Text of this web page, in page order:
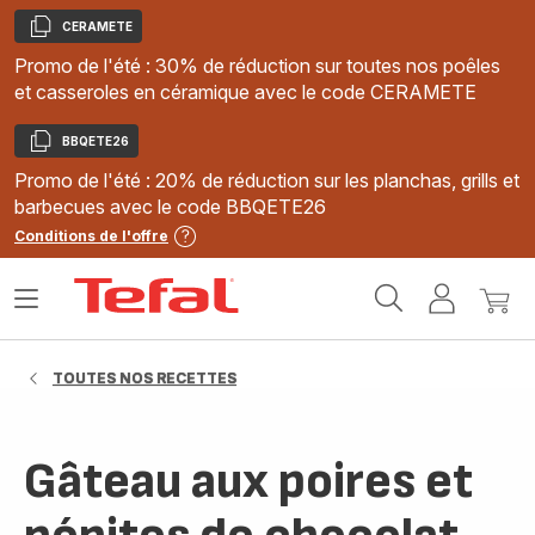
Copier
CERAMETE
Promo de l'été : 30% de réduction sur toutes nos poêles
et casseroles en céramique avec le code CERAMETE
Copier
BBQETE26
Promo de l'été : 20% de réduction sur les planchas, grills et
barbecues avec le code BBQETE26
Conditions de l'offre
MonMon
Ouvrir
TOUTES NOS RECETTES
Gâteau aux poires et